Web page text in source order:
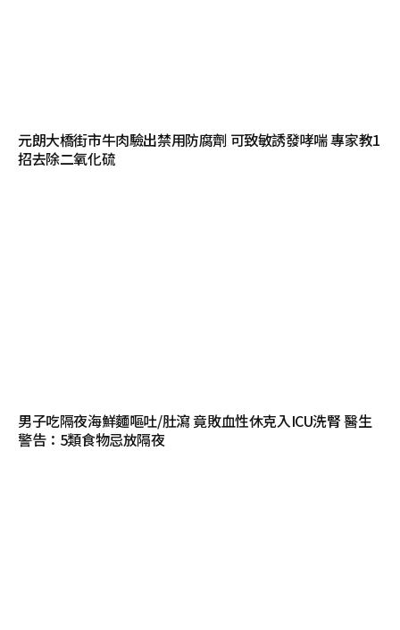
元朗大橋街市牛肉驗出禁用防腐劑 可致敏誘發哮喘 專家教1
招去除二氧化硫
男子吃隔夜海鮮麵嘔吐/肚瀉 竟敗血性休克入ICU洗腎 醫生
警告：5類食物忌放隔夜